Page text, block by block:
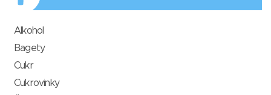
Alkohol
Bagety
Cukr
Cukrovinky